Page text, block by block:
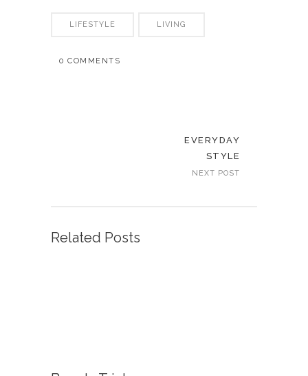
LIFESTYLE LIVING
0 COMMENTS
EVERYDAY
STYLE
NEXT POST
Related Posts